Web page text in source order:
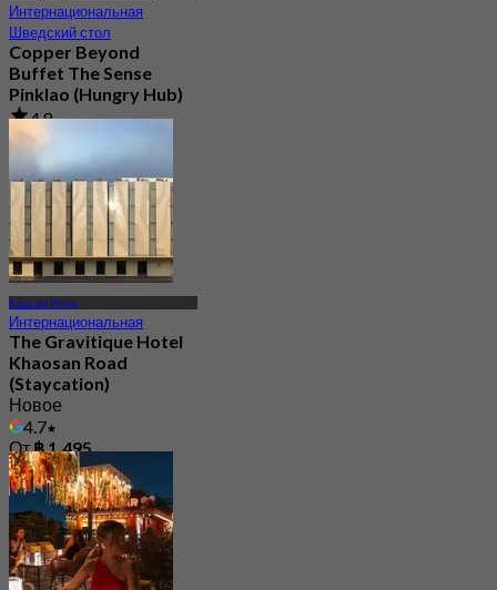
Интернациональная
Шведский стол
Copper Beyond
Buffet The Sense
Pinklao (Hungry Hub)
4.8
237.5K
Забронировано
От฿ 399
Каосан Роуд
Интернациональная
The Gravitique Hotel
Khaosan Road
(Staycation)
Новое
4.7
От฿ 1,495